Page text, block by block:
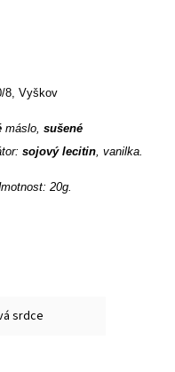
8, Vyškov
máslo, sušené
sojový lecitin , vanilka.
20g.
srdce